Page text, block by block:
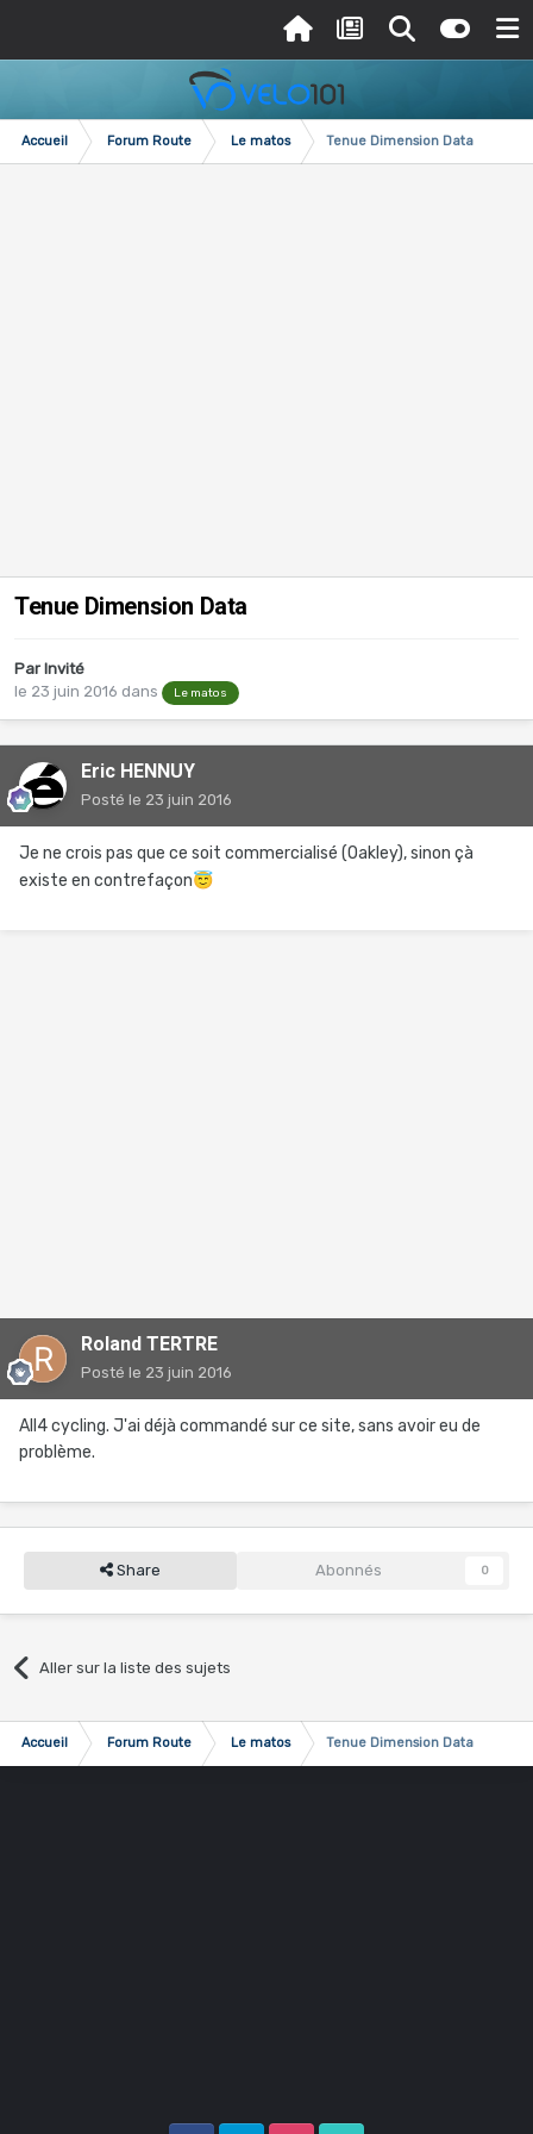
Accueil Forum Route Le matos Tenue Dimension Data
Tenue Dimension Data
Par Invité
le 23 juin 2016 dans Le matos
Eric HENNUY
Posté le 23 juin 2016
Je ne crois pas que ce soit commercialisé (Oakley), sinon çà
existe en contrefaçon😇
Roland TERTRE
Posté le 23 juin 2016
All4 cycling. J'ai déjà commandé sur ce site, sans avoir eu de
problème.
Share Abonnés 0
Aller sur la liste des sujets
Accueil Forum Route Le matos Tenue Dimension Data